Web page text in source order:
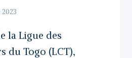
2023
la Ligue des
du Togo (LCT),